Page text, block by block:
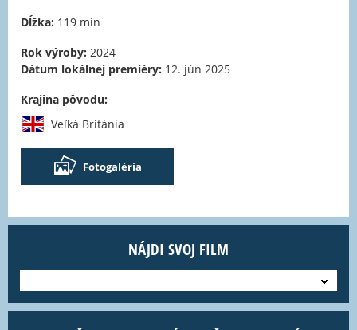
Dĺžka: 119 min
Rok výroby: 2024
Dátum lokálnej premiéry: 12. jún 2025
Krajina pôvodu:
Veľká Británia
Fotogaléria
NÁJDI SVOJ FILM